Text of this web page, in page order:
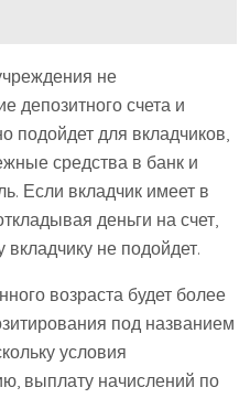
не
депозитного счета и
подойдет для вкладчиков,
средства в банк и
Если вкладчик имеет в
деньги на счет,
не подойдет.
возраста будет более
под названием
условия
выплату начислений по